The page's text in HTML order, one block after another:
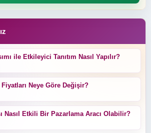
ile Etkileyici Tanıtım Nasıl Yapılır?
Neye Göre Değişir?
Nasıl Etkili Bir Pazarlama Aracı Olabilir?